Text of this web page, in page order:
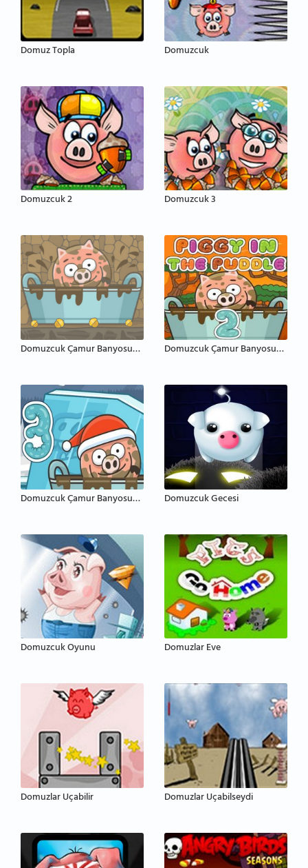
Domuz Topla Domuzcuk
Domuzcuk 2 Domuzcuk 3
Domuzcuk Çamur Banyosunda Domuzcuk Çamur Banyosunda 2
Domuzcuk Çamur Banyosunda 3 Domuzcuk Gecesi
Domuzcuk Oyunu Domuzlar Eve
Domuzlar Uçabilir Domuzlar Uçabilseydi